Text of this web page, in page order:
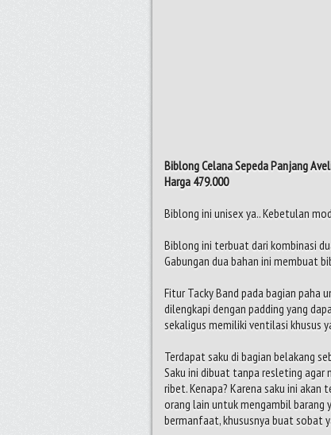
Biblong Celana Sepeda Panjang
Harga 479.000
Biblong ini unisex ya.. Kebetulan
Biblong ini terbuat dari kombinasi
Gabungan dua bahan ini membuat
Fitur Tacky Band pada bagian paha
dilengkapi dengan padding yang
sekaligus memiliki ventilasi khusus
Terdapat saku di bagian belakang
Saku ini dibuat tanpa resleting agar
ribet. Kenapa? Karena saku ini
orang lain untuk mengambil barang
bermanfaat, khususnya buat sobat